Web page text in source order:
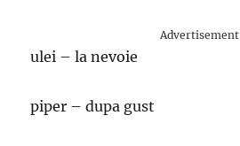
Advertisement
ulei – la nevoie
piper – dupa gust